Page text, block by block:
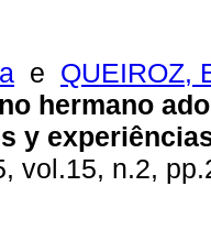
e QUEIROZ,
hermano
y
vol.15, n.2,